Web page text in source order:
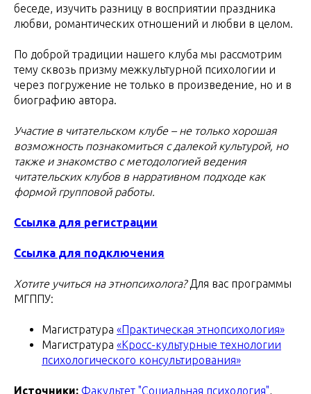
беседе, изучить разницу в восприятии праздника
любви, романтических отношений и любви в целом.
По доброй традиции нашего клуба мы рассмотрим
тему сквозь призму межкультурной психологии и
через погружение не только в произведение, но и в
биографию автора.
Участие в читательском клубе – не только хорошая
возможность познакомиться с далекой культурой, но
также и знакомство с методологией ведения
читательских клубов в нарративном подходе как
формой групповой работы.
Ссылка для регистрации
Ссылка для подключения
Хотите учиться на этнопсихолога? Для вас программы
МГППУ:
Магистратура «Практическая этнопсихология»
Магистратура «Кросс-культурные технологии
психологического консультирования»
Источники: Факультет "Социальная психология",